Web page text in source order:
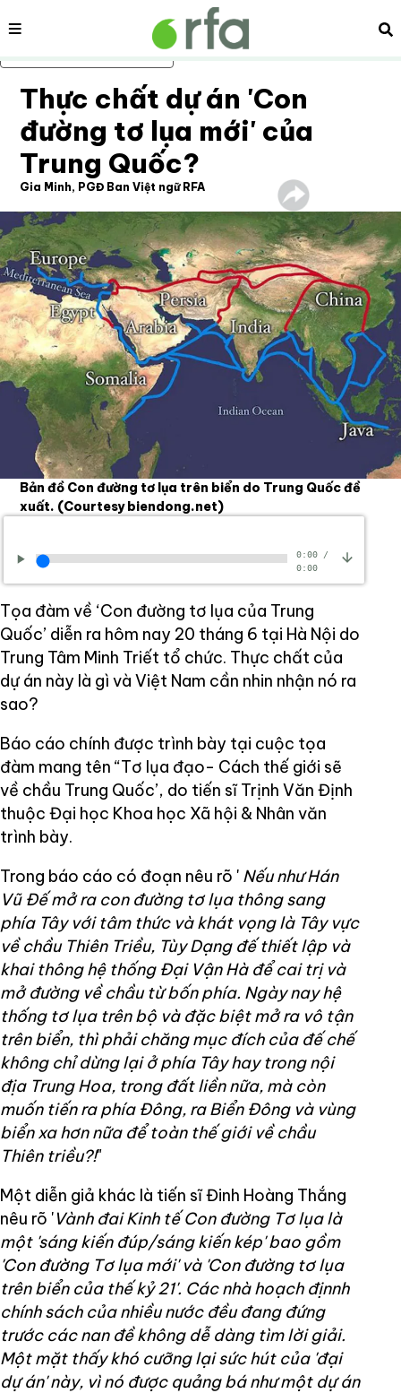
Bỏ qua nội dung chính
Nội dung
Thực chất dự án 'Con
đường tơ lụa mới' của
Trung Quốc?
Gia Minh, PGĐ Ban Việt ngữ RFA
Bản đồ Con đường tơ lụa trên biển do Trung Quốc đề
xuất. (Courtesy biendong.net)
0:00/
0:00
Tọa đàm về ‘Con đường tơ lụa của Trung
Quốc’ diễn ra hôm nay 20 tháng 6 tại Hà Nội do
Trung Tâm Minh Triết tổ chức. Thực chất của
dự án này là gì và Việt Nam cần nhin nhận nó ra
sao?
Báo cáo chính được trình bày tại cuộc tọa
đàm mang tên “Tơ lụa đạo- Cách thế giới sẽ
về chầu Trung Quốc’, do tiến sĩ Trịnh Văn Định
thuộc Đại học Khoa học Xã hội & Nhân văn
trình bày.
Trong báo cáo có đoạn nêu rõ ' Nếu như Hán
Vũ Đế mở ra con đường tơ lụa thông sang
phía Tây với tâm thức và khát vọng là Tây vực
về chầu Thiên Triều, Tùy Dạng đế thiết lập và
khai thông hệ thống Đại Vận Hà để cai trị và
mở đường về chầu từ bốn phía. Ngày nay hệ
thống tơ lụa trên bộ và đặc biệt mở ra vô tận
trên biển, thì phải chăng mục đích của đế chế
không chỉ dừng lại ở phía Tây hay trong nội
địa Trung Hoa, trong đất liền nữa, mà còn
muốn tiến ra phía Đông, ra Biển Đông và vùng
biển xa hơn nữa để toàn thế giới về chầu
Thiên triều?!"
Một diễn giả khác là tiến sĩ Đinh Hoàng Thắng
nêu rõ 'Vành đai Kinh tế Con đường Tơ lụa là
một 'sáng kiến đúp/sáng kiến kép' bao gồm
'Con đường Tơ lụa mới' và 'Con đường tơ lụa
trên biển của thế kỷ 21'. Các nhà hoạch địnnh
chính sách của nhiều nước đều đang đứng
trước các nan đề không dễ dàng tìm lời giải.
Một mặt thấy khó cưỡng lại sức hút của 'đại
dự án' này, vì nó được quảng bá như một dự án